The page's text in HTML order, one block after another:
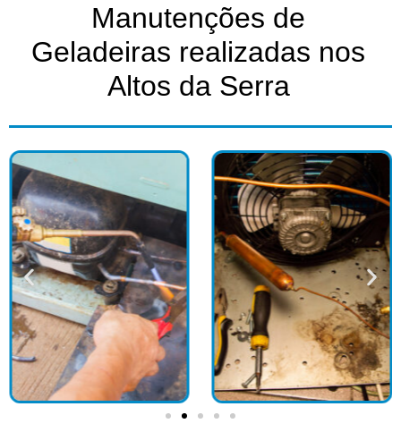
Manutenções de
Geladeiras realizadas nos
Altos da Serra​